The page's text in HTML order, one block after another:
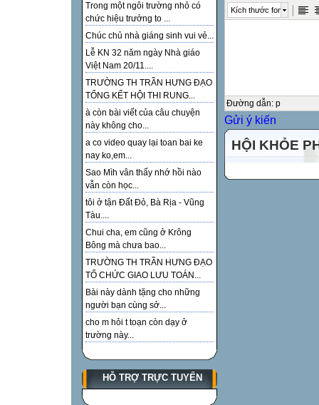
Trong một ngôi trường nhỏ có
chức hiệu trưởng to ...
Chúc chủ nhà giáng sinh vui vẻ...
Lễ KN 32 năm ngày Nhà giáo
Việt Nam 20/11....
TRƯỜNG TH TRẦN HƯNG ĐẠO
TỔNG KẾT HỘI THI RUNG...
à còn bài viết của câu chuyện
này không cho...
a co video quay lại toan bai ke
nay ko,em...
Sao Mìh vân thấy nhớ hồi nào
vẫn còn học...
tôi ở tận Đất Đỏ, Bà Rịa - Vũng
Tàu....
Chui cha, em cũng ở Krông
Bông mà chưa bao...
TRƯỜNG TH TRẦN HƯNG ĐẠO
TỔ CHỨC GIAO LƯU TOÁN...
Bài này dành tặng cho những
người bạn cùng sở...
cho m hỏi t toạn còn dạy ở
trường này...
HỖ TRỢ TRỰC TUYẾN
Kích thước font
Đường dẫn: p
Gửi ý kiến
HỘI KHỎE